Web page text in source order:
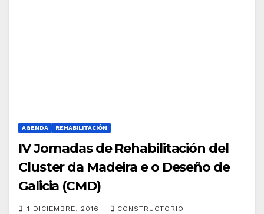
AGENDA REHABILITACIÓN
IV Jornadas de Rehabilitación del
Cluster da Madeira e o Deseño de
Galicia (CMD)
1 DICIEMBRE, 2016 CONSTRUCTORIO